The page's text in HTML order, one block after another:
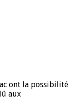
ont la possibilité
aux